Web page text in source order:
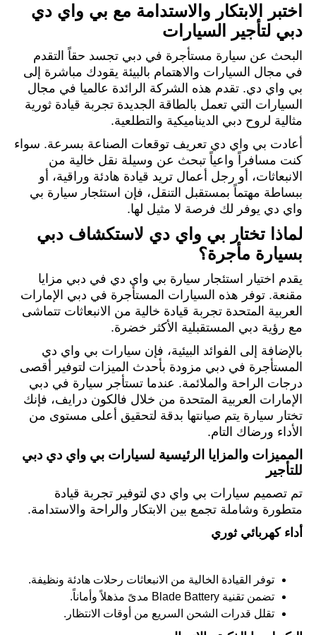
اختبر الابتكار والاستدامة مع بي واي دي
دبي لتأجير السيارات
البحث عن سيارة مستأجرة في دبي تجسد حقاً التقدم
في مجال السيارات والاهتمام بالبيئة يقودك مباشرة إلى
بي واي دي. تقدم هذه الشركة الرائدة عالميا في مجال
السيارات التي تعمل بالطاقة الجديدة تجربة قيادة ثورية
مثالية لروح دبي الديناميكية والتطلعية.
أعادت بي واي دي تعريف توقعات الصناعة بسرعة. سواء
كنت مسافراً واعياً تبحث عن وسيلة نقل خالية من
الانبعاثات، أو رجل أعمال تريد قيادة هادئة وراقية، أو
ببساطة مهتماً بمستقبل التنقل، فإن استئجار سيارة بي
واي دي يوفر لك فرصة لا مثيل لها.
لماذا تختار بي واي دي لاستكشاف دبي
بسيارة مأجرة؟
يقدم اختيار استئجار سيارة بي واي دي في دبي مزايا
مقنعة. توفر هذه السيارات المستأجرة في دبي الإمارات
العربية المتحدة تجربة قيادة خالية من الانبعاثات تتماشى
مع رؤية دبي المستقبلية الأكثر خضرة.
بالإضافة إلى الفوائد البيئية، فإن سيارات بي واي دي
المستأجرة في دبي مزودة بأحدث الميزات لتوفير أقصى
درجات الراحة والملائمة. عندما تستأجر سيارة في دبي
الإمارات العربية المتحدة من خلال فالكون درايف، فإنك
تختار سيارة يتم صيانتها بدقة لتحقيق أعلى مستوى من
الأداء ورضاك التام.
المميزات والمزايا الرئيسية لسيارات بي واي دي دبي
للتأجير
تم تصميم سيارات بي واي دي لتوفير تجربة قيادة
متطورة وشاملة تجمع بين الابتكار والراحة والاستدامة.
أداء كهربائي ثوري
توفر القيادة الخالية من الانبعاثات رحلات هادئة ونظيفة.
تضمن تقنيةBlade Battery مدىً مذهلاً وأماناً.
تقلل قدرات الشحن السريع من أوقات الانتظار.